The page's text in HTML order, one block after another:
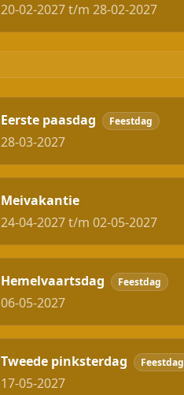
20-02-2027 t/m 28-02-2027
Eerste paasdag Feestdag
28-03-2027
Meivakantie
24-04-2027 t/m 02-05-2027
Hemelvaartsdag Feestdag
06-05-2027
Tweede pinksterdag Feestdag
17-05-2027